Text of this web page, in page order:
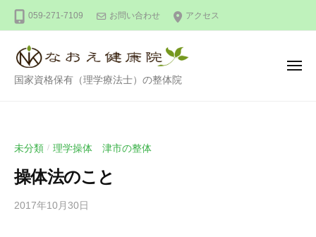
ン
059-271-7109 お問い合わせ アクセス
整
健
国家資格保有（理学療法士）の整体院
メ
未分類 / 理学操体 津市の整体
操体法のこと
2017年10月30日
体
な
お
え
健